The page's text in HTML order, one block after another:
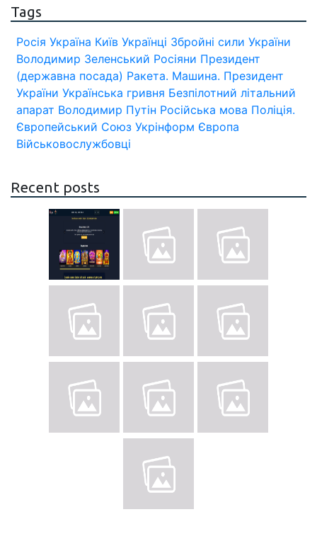
Tags
Росія Україна Київ Українці Збройні сили України
Володимир Зеленський Росіяни Президент
(державна посада) Ракета. Машина. Президент
України Українська гривня Безпілотний літальний
апарат Володимир Путін Російська мова Поліція.
Європейський Союз Укрінформ Європа
Військовослужбовці
Recent posts